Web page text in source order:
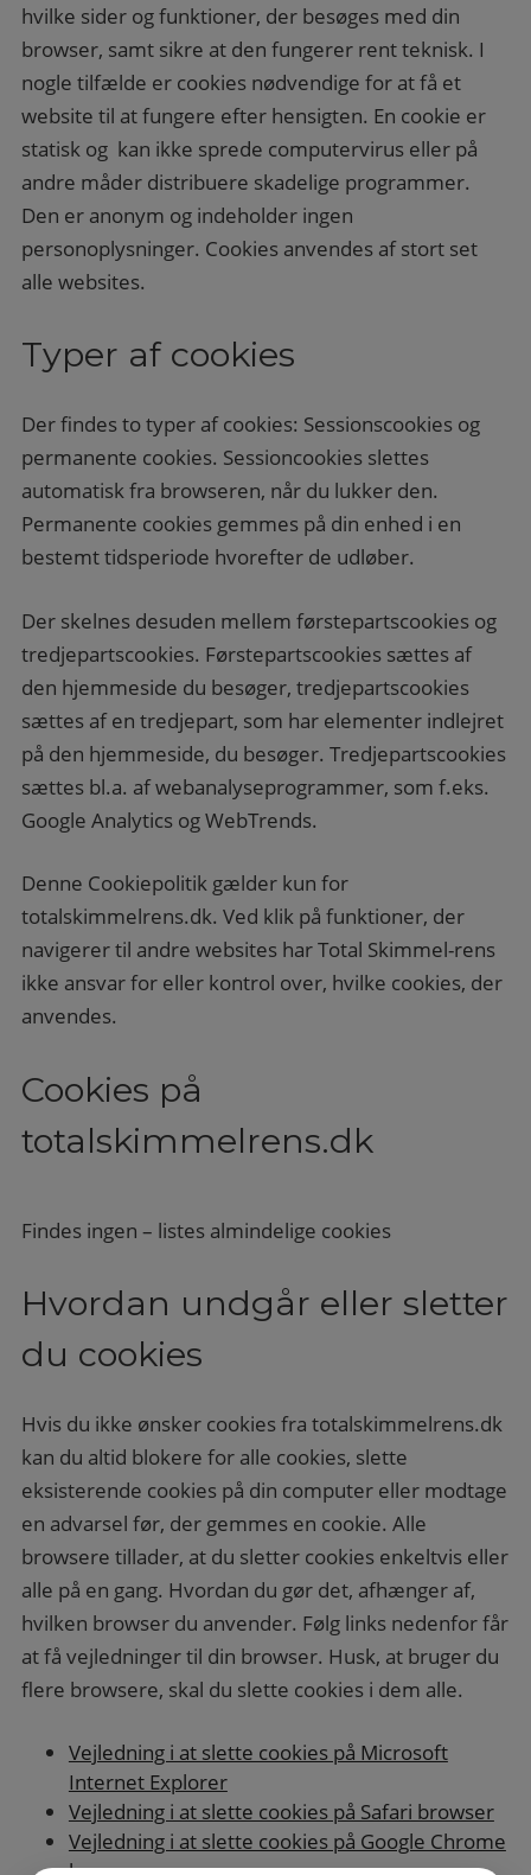
hvilke sider og funktioner, der besøges med din
browser, samt sikre at den fungerer rent teknisk. I
nogle tilfælde er cookies nødvendige for at få et
website til at fungere efter hensigten. En cookie er
statisk og kan ikke sprede computervirus eller på
andre måder distribuere skadelige programmer.
Den er anonym og indeholder ingen
personoplysninger. Cookies anvendes af stort set
alle websites.
Typer af cookies
Der findes to typer af cookies: Sessionscookies og
permanente cookies. Sessioncookies slettes
automatisk fra browseren, når du lukker den.
Permanente cookies gemmes på din enhed i en
bestemt tidsperiode hvorefter de udløber.
Der skelnes desuden mellem førstepartscookies og
tredjepartscookies. Førstepartscookies sættes af
den hjemmeside du besøger, tredjepartscookies
sættes af en tredjepart, som har elementer indlejret
på den hjemmeside, du besøger. Tredjepartscookies
sættes bl.a. af webanalyseprogrammer, som f.eks.
Google Analytics og WebTrends.
Denne Cookiepolitik gælder kun for
totalskimmelrens.dk. Ved klik på funktioner, der
navigerer til andre websites har Total Skimmel-rens
ikke ansvar for eller kontrol over, hvilke cookies, der
anvendes.
Cookies på
totalskimmelrens.dk
Findes ingen – listes almindelige cookies
Hvordan undgår eller sletter
du cookies
Hvis du ikke ønsker cookies fra totalskimmelrens.dk
kan du altid blokere for alle cookies, slette
eksisterende cookies på din computer eller modtage
en advarsel før, der gemmes en cookie. Alle
browsere tillader, at du sletter cookies enkeltvis eller
alle på en gang. Hvordan du gør det, afhænger af,
hvilken browser du anvender. Følg links nedenfor får
at få vejledninger til din browser. Husk, at bruger du
flere browsere, skal du slette cookies i dem alle.
Vejledning i at slette cookies på Microsoft
Internet Explorer
Vejledning i at slette cookies på Safari browser
Vejledning i at slette cookies på Google Chrome